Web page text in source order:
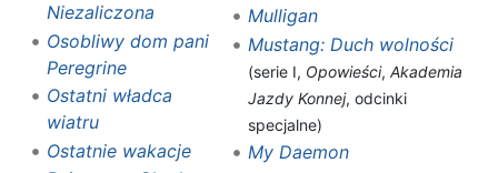
Niezaliczona
Osobliwy dom pani
Peregrine
Ostatni władca
wiatru
Ostatnie wakacje
Mulligan
Mustang: Duch wolności
(serie I, Opowieści, Akademia
Jazdy Konnej, odcinki
specjalne)
My Daemon